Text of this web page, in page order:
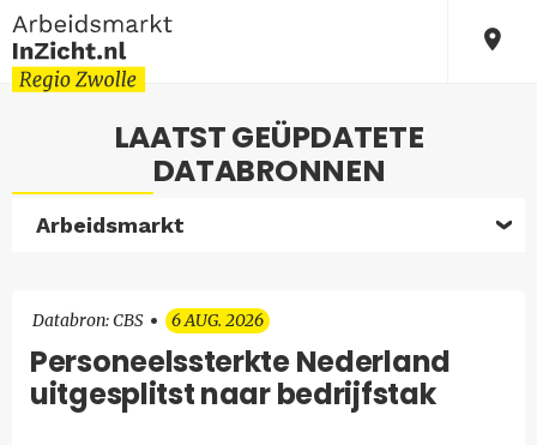
LAATST GEÜPDATETE
DATABRONNEN
Arbeidsmarkt
Databron: CBS 6 AUG. 2026
Personeelssterkte Nederland
uitgesplitst naar bedrijfstak